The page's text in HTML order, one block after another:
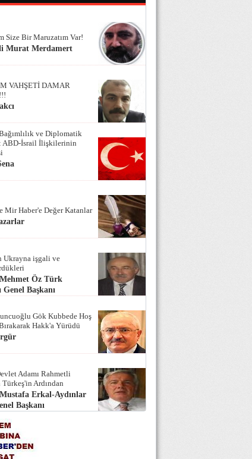
Size Bir Maruzatım Var!
Murat Merdamert
VAHŞETİ DAMAR
ve Diplomatik
ABD-İsrail İlişkilerinin
Mir Haber'e Değer Katanlar
Ukrayna işgali ve
Öz Türk
Genel Başkanı
Gök Kubbede Hoş
Hakk'a Yürüdü
Adamı Rahmetli
Ardından
Erkal-Aydınlar
Başkanı